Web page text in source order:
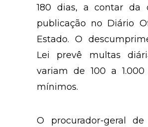
180 dias, a contar da
publicação no Diário
Estado. O
Lei prevê multas
variam de 100 a 1.000
mínimos.
O procurador-geral de